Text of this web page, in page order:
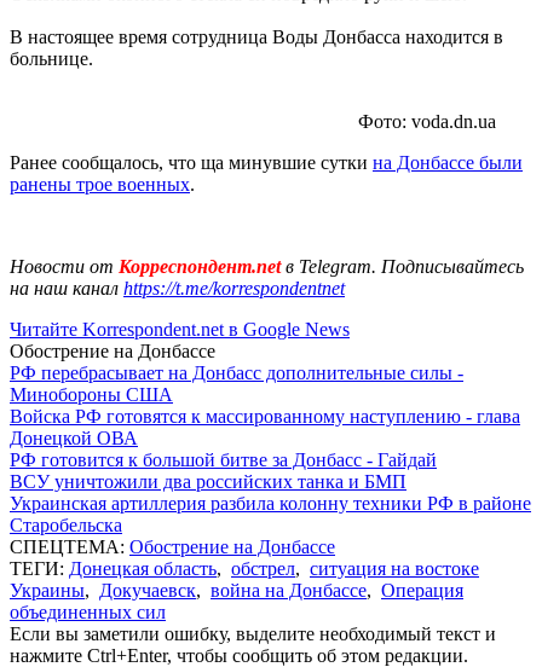
В настоящее время сотрудница Воды Донбасса находится в
больнице.
Фото: voda.dn.ua
Ранее сообщалось, что ща минувшие сутки на Донбассе были
ранены трое военных.
Новости от Корреспондент.netв Telegram. Подписывайтесь
на наш канал https://t.me/korrespondentnet
Читайте Korrespondent.net в Google News
Обострение на Донбассе
РФ перебрасывает на Донбасс дополнительные силы -
Минобороны США
Войска РФ готовятся к массированному наступлению - глава
Донецкой ОВА
РФ готовится к большой битве за Донбасс - Гайдай
ВСУ уничтожили два российских танка и БМП
Украинская артиллерия разбила колонну техники РФ в районе
Старобельска
СПЕЦТЕМА: Обострение на Донбассе
ТЕГИ: Донецкая область, обстрел, ситуация на востоке
Украины, Докучаевск, война на Донбассе, Операция
объединенных сил
Если вы заметили ошибку, выделите необходимый текст и
нажмите Ctrl+Enter, чтобы сообщить об этом редакции.